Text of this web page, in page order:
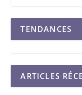
TENDANCES
ARTICLES